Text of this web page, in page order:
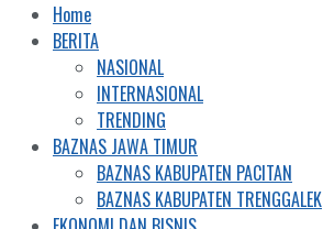
Home
BERITA
NASIONAL
INTERNASIONAL
TRENDING
BAZNAS JAWA TIMUR
BAZNAS KABUPATEN PACITAN
BAZNAS KABUPATEN TRENGGALEK